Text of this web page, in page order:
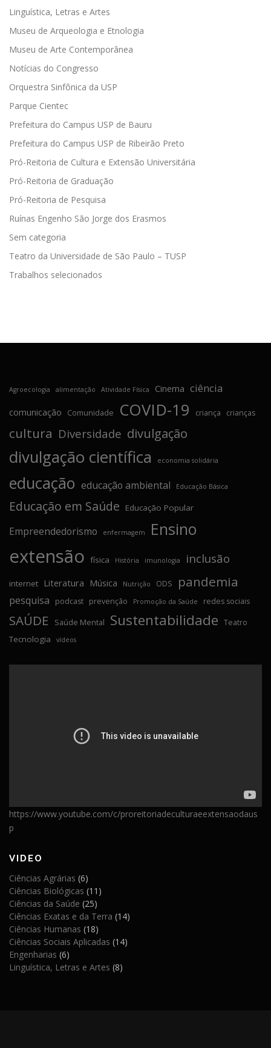
Linguística, Letras e Artes
Museu de Arqueologia e Etnologia
Museu de Arte Contemporânea
Notícias do Congresso
Orquestra Sinfônica da USP
Parque Cientec
Prefeitura do Campus USP de Bauru
Prefeitura do Campus USP de Ribeirão Preto
Pró-Reitoria de Cultura e Extensão Universitária
Pró-Reitoria de Graduação
Pró-Reitoria de Pesquisa
Ruínas Engenho São Jorge dos Erasmos
Sem categoria
Teatro da Universidade de São Paulo – TUSP
Trabalhos selecionados
Agroecologia alimentação Atividade Física Cinema ciência
comunicação Comunidade COVID-19 criança crianças
cultura Diversidade divulgação
divulgação científica economia solidária
educação educação ambiental Educação Básica
Educação em Saúde Educação Popular
Empreendedorismo enfermagem Ensino
extensão física História imunologia inclusão
internet Literatura Música Nutrição ODS pandemia
pesquisa podcast prevenção Promoção da Saúde redes sociais
SAÚDE Saúde Mental Sustentabilidade Teatro
Tecnologia vídeos
https://www.youtube.com/c/proreitoriadeculturaeextensaodaus
p
VIDEO
Ciências Agrárias (6)
Ciências Biológicas (11)
Ciências da Saúde (25)
Ciências Exatas e da Terra (14)
Ciências Humanas (18)
Ciências Sociais Aplicadas (14)
Engenharias (6)
Linguística, Letras e Artes (8)